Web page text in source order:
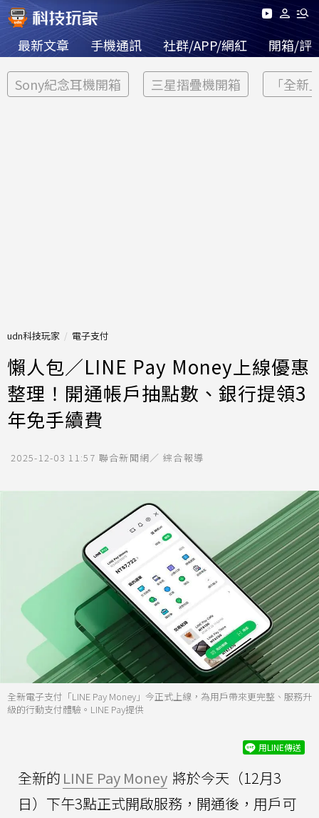
最新文章 手機通訊 社群/APP/網紅 開箱/評
Sony紀念耳機開箱 三星摺疊機開箱 「全新
udn科技玩家 電子支付
懶人包／LINE Pay Money上線優惠
整理！開通帳戶抽點數、銀行提領3
年免手續費
2025-12-03 11:57 聯合新聞網／ 綜合報導
全新電子支付「LINE Pay Money」今正式上線，為用戶帶來更完整、服務升
級的行動支付體驗。LINE Pay提供
用LINE傳送
全新的 LINE Pay Money 將於今天（12月3
日）下午3點正式開啟服務，開通後，用戶可